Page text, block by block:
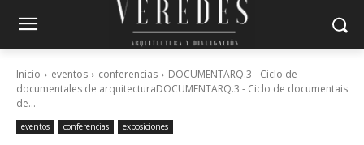
Inicio eventos conferencias
DOCUMENTARQ.3 - Ciclo de
documentales de arquitecturaDOCUMENTARQ.3 - Ciclo de documentais
de...
eventos conferencias exposiciones